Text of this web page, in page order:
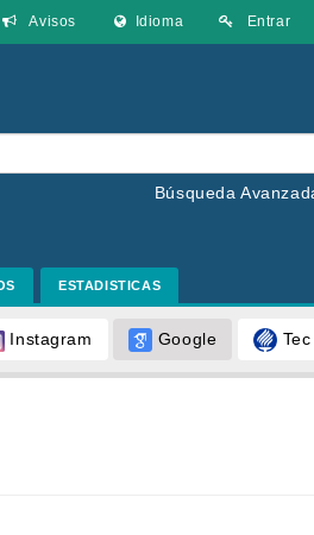
Entrar
Avisos Idioma
Búsqueda
ESTADISTICAS
Instagram Google Tec